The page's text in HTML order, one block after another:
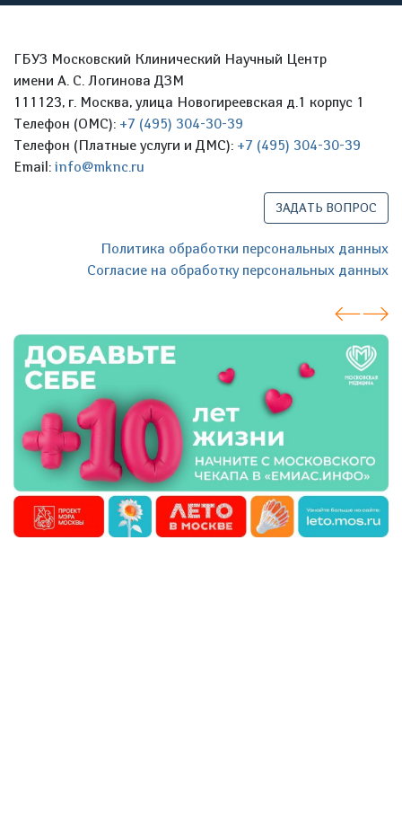
ГБУЗ Московский Клинический Научный Центр
имени А. С. Логинова ДЗМ
111123, г. Москва, улица Новогиреевская д.1 корпус 1
Телефон (ОМС): +7 (495) 304-30-39
Телефон (Платные услуги и ДМС): +7 (495) 304-30-39
Email: info@mknc.ru
ЗАДАТЬ ВОПРОС
Политика обработки персональных данных
Согласие на обработку персональных данных